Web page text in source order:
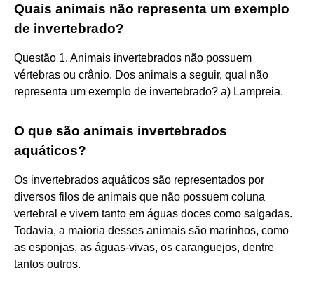
Quais animais não representa um exemplo
de invertebrado?
Questão 1. Animais invertebrados não possuem
vértebras ou crânio. Dos animais a seguir, qual não
representa um exemplo de invertebrado? a) Lampreia.
O que são animais invertebrados
aquáticos?
Os invertebrados aquáticos são representados por
diversos filos de animais que não possuem coluna
vertebral e vivem tanto em águas doces como salgadas.
Todavia, a maioria desses animais são marinhos, como
as esponjas, as águas-vivas, os caranguejos, dentre
tantos outros.